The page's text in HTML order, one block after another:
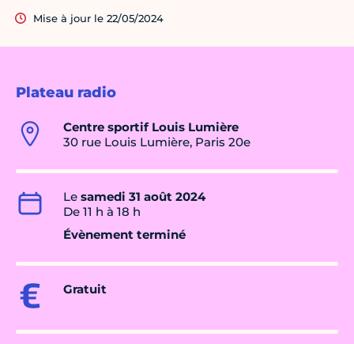
Plateau radio
Centre sportif Louis Lumière
30 rue Louis Lumière, Paris 20e
Le samedi 31 août 2024
De 11 h à 18 h
Évènement terminé
Gratuit
Mise à jour le 22/05/2024